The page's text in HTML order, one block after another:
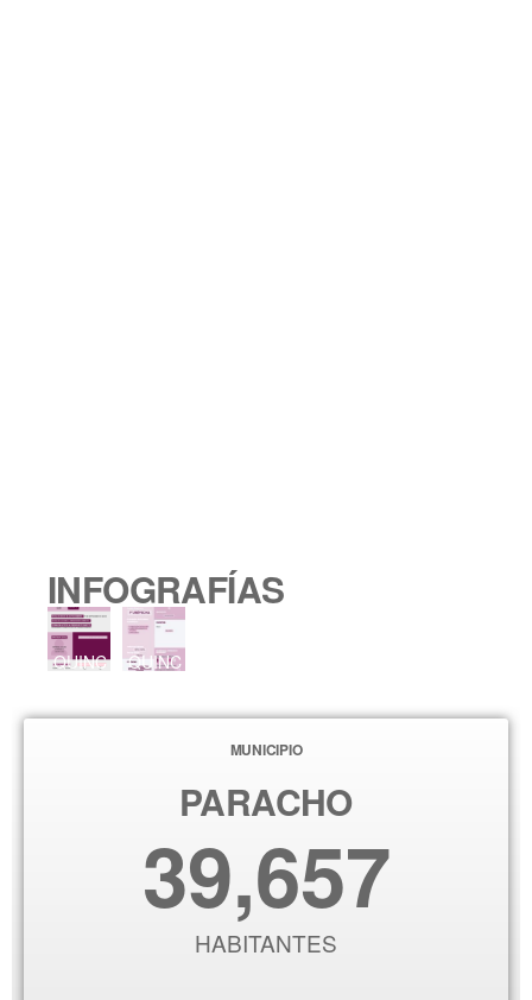
INFOGRAFÍAS
QUINC
2023
QUINC
2024
MUNICIPIO
PARACHO
39,657
HABITANTES